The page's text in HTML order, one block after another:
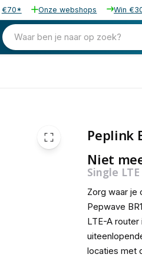
€70* Onze webshops Win
Waar ben je naar op zoek?
Peplink
Niet
Single
Zorg waar je
Pepwave
LTE-A
locaties met